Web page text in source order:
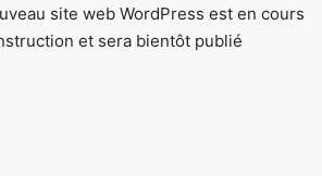
site web WordPress est en cours
et sera bientôt publié